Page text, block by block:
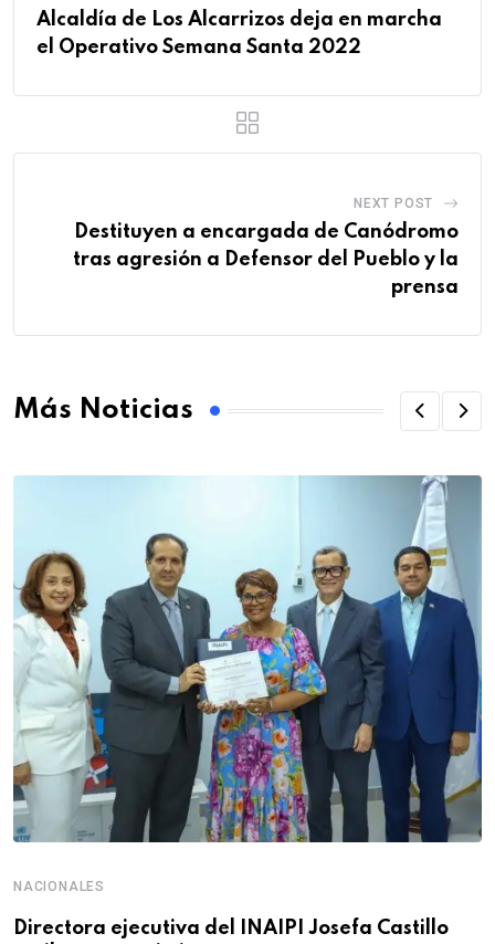
Alcaldía de Los Alcarrizos deja en marcha
el Operativo Semana Santa 2022
NEXT POST
Destituyen a encargada de Canódromo
tras agresión a Defensor del Pueblo y la
prensa
Más Noticias
NACIONALES
Directora ejecutiva del INAIPI Josefa Castillo